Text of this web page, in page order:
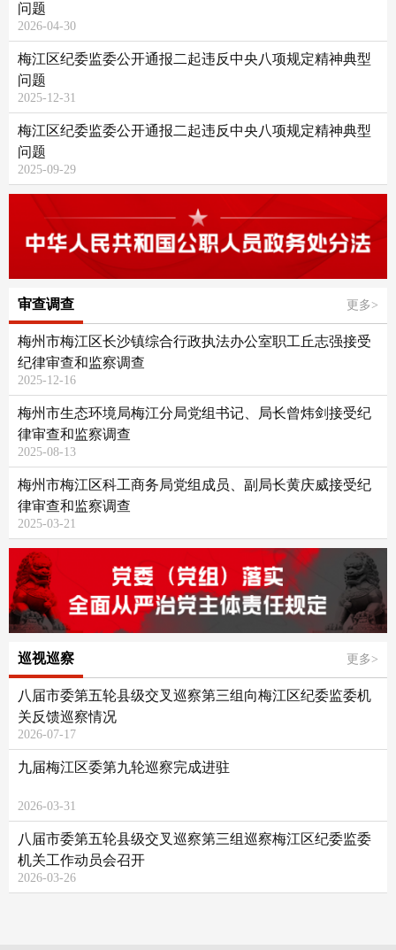
问题
2026-04-30
梅江区纪委监委公开通报二起违反中央八项规定精神典型
问题
2025-12-31
梅江区纪委监委公开通报二起违反中央八项规定精神典型
问题
2025-09-29
审查调查 更多>
梅州市梅江区长沙镇综合行政执法办公室职工丘志强接受
纪律审查和监察调查
2025-12-16
梅州市生态环境局梅江分局党组书记、局长曾炜剑接受纪
律审查和监察调查
2025-08-13
梅州市梅江区科工商务局党组成员、副局长黄庆威接受纪
律审查和监察调查
2025-03-21
巡视巡察 更多>
八届市委第五轮县级交叉巡察第三组向梅江区纪委监委机
关反馈巡察情况
2026-07-17
九届梅江区委第九轮巡察完成进驻
2026-03-31
八届市委第五轮县级交叉巡察第三组巡察梅江区纪委监委
机关工作动员会召开
2026-03-26